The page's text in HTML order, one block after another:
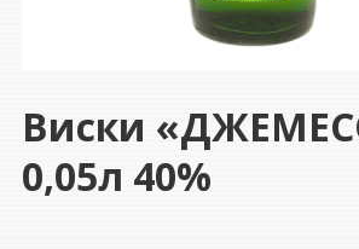
Виски
0,05л 40%